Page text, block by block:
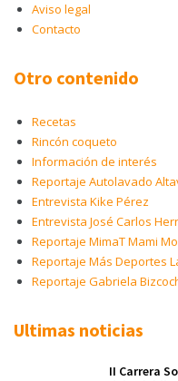
Aviso legal
Contacto
Otro contenido
Recetas
Rincón coqueto
Información de interés
Reportaje Autolavado
Entrevista Kike Pérez
Entrevista José Carlos
Reportaje MimaT Mami
Reportaje Más Deportes
Reportaje Gabriela
Ultimas noticias
II Carrera